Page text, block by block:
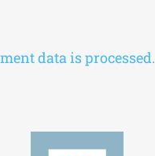
data is processed.